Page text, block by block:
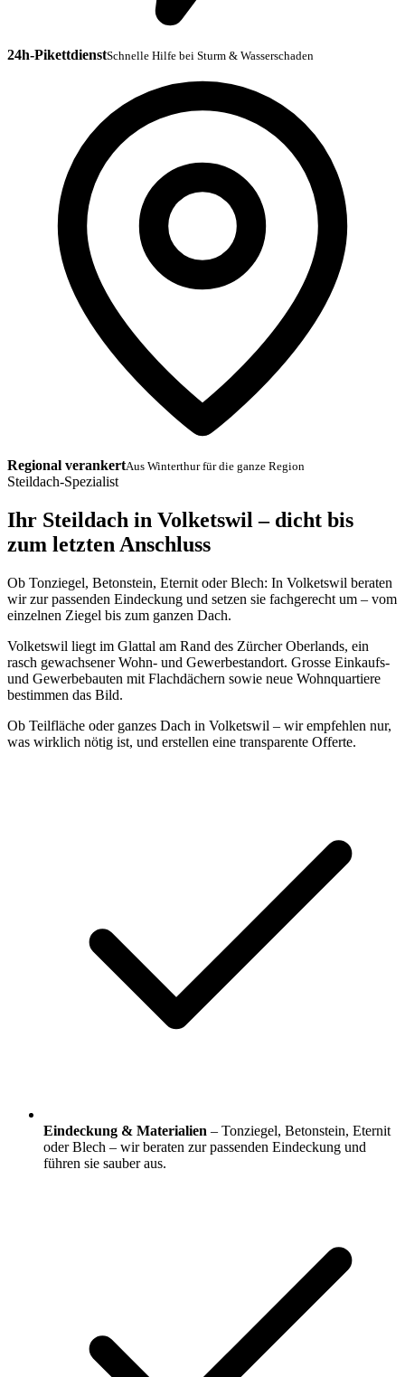
24h-PikettdienstSchnelle Hilfe bei Sturm & Wasserschaden
Regional verankertAus Winterthur für die ganze Region
Steildach-Spezialist
Ihr Steildach in Volketswil – dicht bis
zum letzten Anschluss
Ob Tonziegel, Betonstein, Eternit oder Blech: In Volketswil beraten
wir zur passenden Eindeckung und setzen sie fachgerecht um – vom
einzelnen Ziegel bis zum ganzen Dach.
Volketswil liegt im Glattal am Rand des Zürcher Oberlands, ein
rasch gewachsener Wohn- und Gewerbestandort. Grosse Einkaufs-
und Gewerbebauten mit Flachdächern sowie neue Wohnquartiere
bestimmen das Bild.
Ob Teilfläche oder ganzes Dach in Volketswil – wir empfehlen nur,
was wirklich nötig ist, und erstellen eine transparente Offerte.
Eindeckung & Materialien – Tonziegel, Betonstein, Eternit
oder Blech – wir beraten zur passenden Eindeckung und
führen sie sauber aus.